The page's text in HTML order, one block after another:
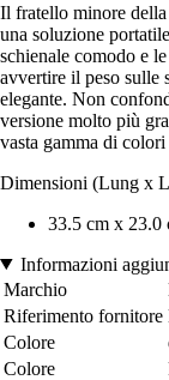
Il fratello minore
una soluzione
schienale comodo e
avvertire il peso sulle
elegante. Non
versione molto più
vasta gamma di
Dimensioni (Lung x
33.5 cm x 23.0
Informazioni
Marchio
Riferimento fornitore
Colore
Colore